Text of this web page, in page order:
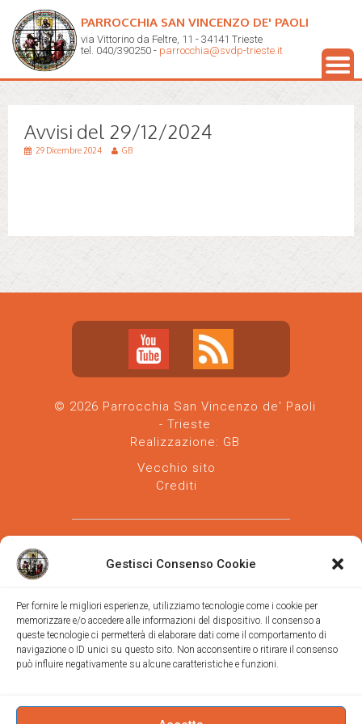
Gestisci Consenso Cookie
Per fornire le migliori esperienze, utilizziamo tecnologie come i cookie per
memorizzare e/o accedere alle informazioni del dispositivo. Il consenso a
queste tecnologie ci permetterà di elaborare dati come il comportamento di
navigazione o ID unici su questo sito. Non acconsentire o ritirare il consenso
può influire negativamente su alcune caratteristiche e funzioni.
PARROCCHIA SAN VINCENZO DE' PAOLI
via Vittorino da Feltre, 11 - 34141 Trieste
tel. 040/390250 - parrocchia@svdp-trieste.it
Avvisi del 29/12/2024
29 Dicembre 2024 GB
© 2026 Parrocchia San Vincenzo de' Paoli
- Trieste
Realizzazione: GB
Vecchio sito
Crediti
Parrocchia san Vincenzo de' Paoli-Diocesi
di Trieste
via Vittorino da Feltre, 11 (chiesa)
Trieste